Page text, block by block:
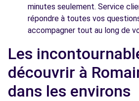
minutes seulement. Service
répondre à toutes vos
accompagner tout au long de
Les
découvrir à
dans les environs